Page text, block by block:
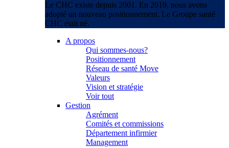
Le CHC existe depuis 2001. En 2019, nous avons
adopté un nouveau positionnement. Le Groupe santé
CHC était né.
A propos
Qui sommes-nous?
Positionnement
Réseau de santé Move
Valeurs
Vision et stratégie
Voir tout
Gestion
Agrément
Comités et commissions
Département infirmier
Management